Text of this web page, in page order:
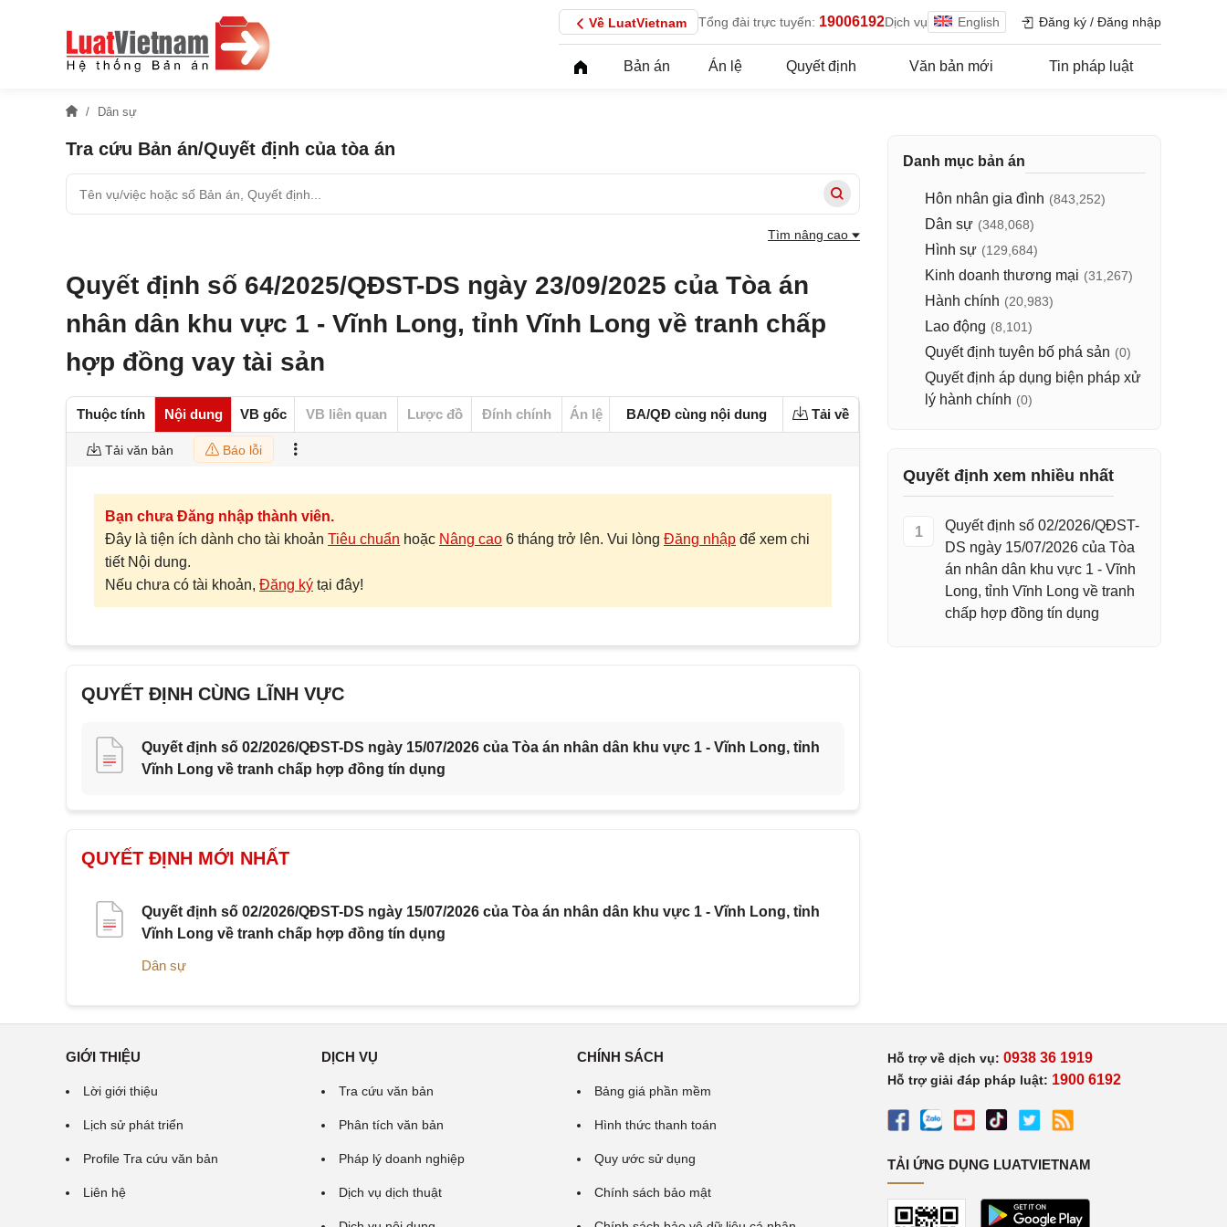
Về LuatVietnam Tổng đài trực tuyến: 19006192Dịch vụ English Đăng ký / Đăng nhập
Bản án Án lệ Quyết định Văn bản mới Tin pháp luật
Dân sự
Tra cứu Bản án/Quyết định của tòa án
Tìm nâng cao
Quyết định số 64/2025/QĐST-DS ngày 23/09/2025 của Tòa án
nhân dân khu vực 1 - Vĩnh Long, tỉnh Vĩnh Long về tranh chấp
hợp đồng vay tài sản
Thuộc tính Nội dung VB gốc VB liên quan Lược đồ Đính chính Án lệ BA/QĐ cùng nội dung Tải về
Tải văn bản Báo lỗi
Bạn chưa Đăng nhập thành viên.
Đây là tiện ích dành cho tài khoản Tiêu chuẩn hoặc Nâng cao 6 tháng trở lên. Vui lòng Đăng nhập để xem chi
tiết Nội dung.
Nếu chưa có tài khoản, Đăng ký tại đây!
QUYẾT ĐỊNH CÙNG LĨNH VỰC
Quyết định số 02/2026/QĐST-DS ngày 15/07/2026 của Tòa án nhân dân khu vực 1 - Vĩnh Long, tỉnh
Vĩnh Long về tranh chấp hợp đồng tín dụng
QUYẾT ĐỊNH MỚI NHẤT
Quyết định số 02/2026/QĐST-DS ngày 15/07/2026 của Tòa án nhân dân khu vực 1 - Vĩnh Long, tỉnh
Vĩnh Long về tranh chấp hợp đồng tín dụng
Dân sự
Danh mục bản án
Hôn nhân gia đình (843,252)
Dân sự (348,068)
Hình sự (129,684)
Kinh doanh thương mại (31,267)
Hành chính (20,983)
Lao động (8,101)
Quyết định tuyên bố phá sản (0)
Quyết định áp dụng biện pháp xử
lý hành chính (0)
Quyết định xem nhiều nhất
1
Quyết định số 02/2026/QĐST-
DS ngày 15/07/2026 của Tòa
án nhân dân khu vực 1 - Vĩnh
Long, tỉnh Vĩnh Long về tranh
chấp hợp đồng tín dụng
GIỚI THIỆU
Lời giới thiệu
Lịch sử phát triển
Profile Tra cứu văn bản
Liên hệ
DỊCH VỤ
Tra cứu văn bản
Phân tích văn bản
Pháp lý doanh nghiệp
Dịch vụ dịch thuật
CHÍNH SÁCH
Bảng giá phần mềm
Hình thức thanh toán
Quy ước sử dụng
Chính sách bảo mật
Hỗ trợ về dịch vụ: 0938 36 1919
Hỗ trợ giải đáp pháp luật: 1900 6192
TẢI ỨNG DỤNG LUATVIETNAM